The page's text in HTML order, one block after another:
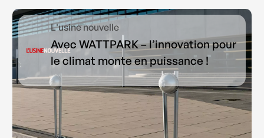
L'usine nouvelle
Avec WATTPARK – l’innovation pour
le climat monte en puissance !